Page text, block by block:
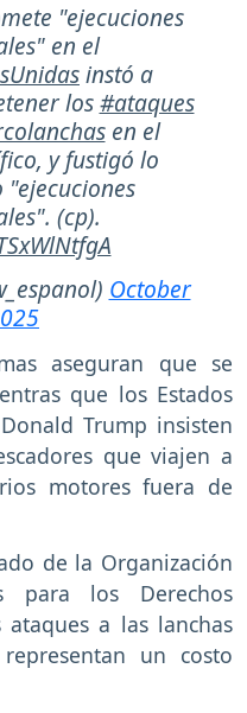
"ejecuciones
en el
instó a
los#ataques
en el
y fustigó lo
(cp).
October
aseguran que se
que los Estados
Trump insisten
que viajen a
motores fuera de
de la Organización
para los Derechos
a las lanchas
un costo